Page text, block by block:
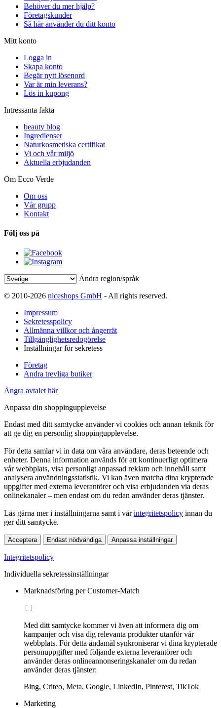
Behöver du mer hjälp?
Företagskunder
Så här använder du ditt konto
Mitt konto
Logga in
Skapa konto
Begär nytt lösenord
Var är min leverans?
Lös in kupong
Intressanta fakta
beauty blog
Ingredienser
Naturkosmetiska certifikat
Vi och vår miljö
Aktuella erbjudanden
Om Ecco Verde
Om oss
Vår grupp
Kontakt
Följ oss på
Ändra region/språk
© 2010-2026 niceshops GmbH - All rights reserved.
Impressum
Sekretesspolicy
Allmänna villkor och ångerrät
Tillgänglighetsredogörelse
Inställningar för sekretess
Företag
Andra trevliga butiker
Ångra avtalet här
Anpassa din shoppingupplevelse
Endast med ditt samtycke använder vi cookies och annan teknik för
att ge dig en personlig shoppingupplevelse.
För detta samlar vi in data om våra användare, deras beteende och
enheter. Denna information används för att kontinuerligt optimera
vår webbplats, visa personligt anpassad reklam och innehåll samt
analysera användningsstatistik. Vi kan även matcha dina krypterade
uppgifter med externa leverantörer och visa erbjudanden via deras
onlinekanaler – men endast om du redan använder deras tjänster.
Läs gärna mer i inställningarna samt i vårintegritetspolicy innan du
ger ditt samtycke.
Acceptera Endast nödvändiga Anpassa inställningar
Integritetspolicy
Individuella sekretessinställningar
Marknadsföring per Customer-Match
Med ditt samtycke kommer vi även att informera dig om
kampanjer och visa dig relevanta produkter utanför vår
webbplats. För detta ändamål synkroniserar vi dina krypterade
personuppgifter med följande externa leverantörer och
använder deras onlineannonseringskanaler om du redan
använder deras tjänster:
Bing, Criteo, Meta, Google, LinkedIn, Pinterest, TikTok
Marketing